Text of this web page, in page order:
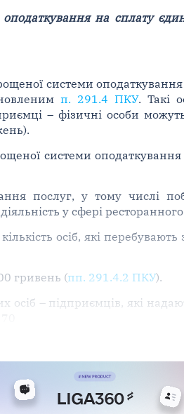
на сплату
системи
п. 291.4 ПКУ. Такі
– фізичні особи
системи оподаткування
послуг, у тому числі
у сфері
осіб, які
гривень (пп. 291.4.2 ПКУ).
– підприємців, які